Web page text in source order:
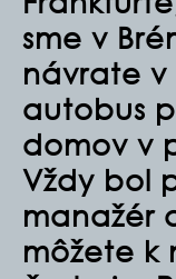
sme v
návrate v
autobus
domov v
Vždy bol
manažér
môžete k